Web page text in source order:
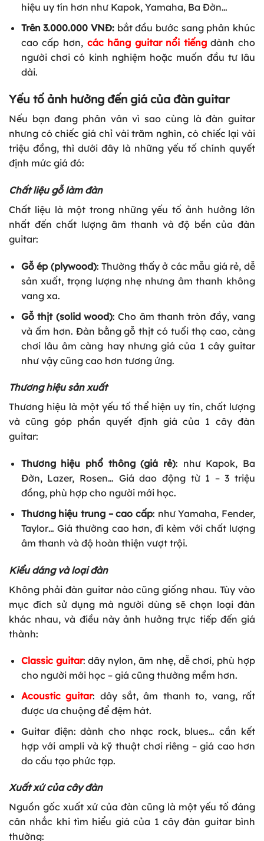
hiệu uy tín hơn như Kapok, Yamaha, Ba Đờn…
Trên 3.000.000 VNĐ: bắt đầu bước sang phân khúc
cao cấp hơn, các hãng guitar nổi tiếngdành cho
người chơi có kinh nghiệm hoặc muốn đầu tư lâu
dài.
Yếu tố ảnh hưởng đến giá của đàn guitar
Nếu bạn đang phân vân vì sao cùng là đàn guitar
nhưng có chiếc giá chỉ vài trăm nghìn, có chiếc lại vài
triệu đồng, thì dưới đây là những yếu tố chính quyết
định mức giá đó:
Chất liệu gỗ làm đàn
Chất liệu là một trong những yếu tố ảnh hưởng lớn
nhất đến chất lượng âm thanh và độ bền của đàn
guitar:
Gỗ ép (plywood): Thường thấy ở các mẫu giá rẻ, dễ
sản xuất, trọng lượng nhẹ nhưng âm thanh không
vang xa.
Gỗ thịt (solid wood): Cho âm thanh tròn đầy, vang
và ấm hơn. Đàn bằng gỗ thịt có tuổi thọ cao, càng
chơi lâu âm càng hay nhưng giá của 1 cây guitar
như vậy cũng cao hơn tương ứng.
Thương hiệu sản xuất
Thương hiệu là một yếu tố thể hiện uy tín, chất lượng
và cũng góp phần quyết định giá của 1 cây đàn
guitar:
Thương hiệu phổ thông (giá rẻ): như Kapok, Ba
Đờn, Lazer, Rosen… Giá dao động từ 1 – 3 triệu
đồng, phù hợp cho người mới học.
Thương hiệu trung – cao cấp: như Yamaha, Fender,
Taylor… Giá thường cao hơn, đi kèm với chất lượng
âm thanh và độ hoàn thiện vượt trội.
Kiểu dáng và loại đàn
Không phải đàn guitar nào cũng giống nhau. Tùy vào
mục đích sử dụng mà người dùng sẽ chọn loại đàn
khác nhau, và điều này ảnh hưởng trực tiếp đến giá
thành:
Classic guitar: dây nylon, âm nhẹ, dễ chơi, phù hợp
cho người mới học – giá cũng thường mềm hơn.
Acoustic guitar: dây sắt, âm thanh to, vang, rất
được ưa chuộng để đệm hát.
Guitar điện: dành cho nhạc rock, blues… cần kết
hợp với ampli và kỹ thuật chơi riêng – giá cao hơn
do cấu tạo phức tạp.
Xuất xứ của cây đàn
Nguồn gốc xuất xứ của đàn cũng là một yếu tố đáng
cân nhắc khi tìm hiểu giá của 1 cây đàn guitar bình
thường: